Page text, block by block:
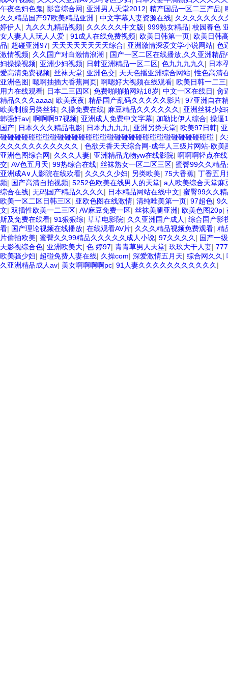
午夜色妇色鬼| 影音综合网| 亚洲男人天堂2012| 精产国品一区二三产品|
久久精品国产97欧美精品亚洲 | 中文字幕人妻资源在线| 久久久久久久久
婷伊人 | 九久久九精品视频| 久久久久久中文版| 999熟女精品| 校园春色
女人妻人人玩人人爱 | 91成人在线免费视频| 欧美日韩第一页| 欧美日韩
品| 超碰亚洲97| 天天天天天天天天综合| 亚洲激情深爱文学小说网站| 色
激情视频| 久久国产对白激情浪潮 | 国产一区二区在线播放,久久亚洲精
妇操操视频| 亚洲少妇视频| 日韩亚洲精品一区二区| 色九九九九久 | 日本
爱高清免费视频| 丝袜天堂| 亚洲色交| 天天色播亚洲综合网站|性色高清
亚洲色图| 嗯啊抽插大香蕉网页| 啊嗯好大视频在线观看| 欧美日韩一二三
用力在线观看| 日本二三四区| 免费啪啪啪网站18岁| 中文一区在线日| 肏
精品久久久aaaa| 欧美夜夜| 精品国产乱码久久久久久影片| 97亚洲自在
欧美制服另类丝袜| 久操免费在线| 麻豆精品久久久久久久 | 亚洲丝袜少妇
韩强奸av| 啊啊啊97视频| 亚洲成人免费中文字幕| 加勒比伊人综合| 操逼
国产| 日本久久久精品电影| 日本九九九九| 亚洲另类天堂| 欧美97日韩|
碰碰碰碰碰碰碰碰碰碰碰碰碰碰碰碰碰碰碰碰碰碰碰碰碰碰碰碰碰碰 |
久久久久久久久久久久久 | 色欲天香天天综合网-成年人三级片网站-欧
亚洲色图综合网| 久久久人妻| 亚洲精品尤物yw在线影院| 啊啊啊轻点在
交| AV色五月天| 99热综合在线| 丝袜熟女一区二区三区| 蜜臀99久久精
亚洲成A∨人影院在线欢看| 久久久久少妇| 另类欧美| 75大香蕉| 丁香五
频| 国产高清自拍视频| 5252色欧美在线男人的天堂| a人欧美综合天堂麻
综合在线| 无码国产精品久久久久 | 日本精品网站在线中文| 蜜臀99久久
欧美一区二区日韩三区| 亚欧色图在线激情| 清纯唯美第一页| 97超色| 9
文| 双插性欧美一二三区| AV麻豆免费一区| 丝袜美腿亚洲| 欧美色图20p|
斯及免费在线看| 91狠狠综| 草草电影院| 久久亚洲国产成人 | 综合国产影
看| 国产理论视频在线播放| 在线观看AV片| 久久久精品视频免费观看| 精
片偷拍欧美| 蜜臀久久99精品久久久久久成人小说| 97久久久久 | 国产一
天影视综合色| 亚洲欧美大| 色 婷97| 青青草男人天堂| 玖玖大干人妻|
欧美骚少妇| 超碰免费人妻在线| 久操com| 深爱激情五月天| 综合网久久 |
久亚洲精品成人av| 美女啊啊啊啊pc| 91人妻久久久久久久久久久久久 |